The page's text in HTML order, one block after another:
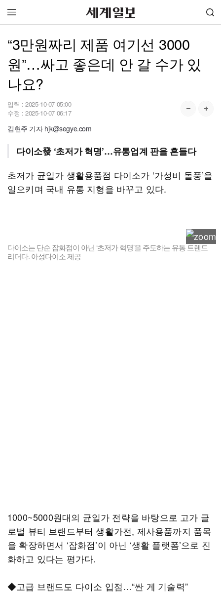
“3만원짜리 제품 여기선 3000
원”…싸고 좋은데 안 갈 수가 있
나요?
입력 : 2025-10-07 05:00
수정 : 2025-10-07 06:17
김현주 기자 hjk@segye.com
다이소發 ‘초저가 혁명’…유통업계 판을 흔들다
초저가 균일가 생활용품점 다이소가 ‘가성비 돌풍’을
일으키며 국내 유통 지형을 바꾸고 있다.
다이소는 단순 잡화점이 아닌 ‘초저가 혁명’을 주도하는 유통 트렌드
리더다. 아성다이소 제공
1000~5000원대의 균일가 전략을 바탕으로 고가 글
로벌 뷰티 브랜드부터 생활가전, 제사용품까지 품목
을 확장하면서 ‘잡화점’이 아닌 ‘생활 플랫폼’으로 진
화하고 있다는 평가다.
◆고급 브랜드도 다이소 입점…“싼 게 기술력”